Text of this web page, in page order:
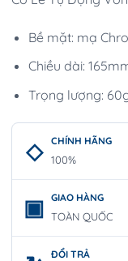
Bề mặt: mạ
Chiều dài:
Trọng lượng:
CHÍNH HÃNG
100%
GIAO HÀNG
TOÀN QUỐC
ĐỔI TRẢ